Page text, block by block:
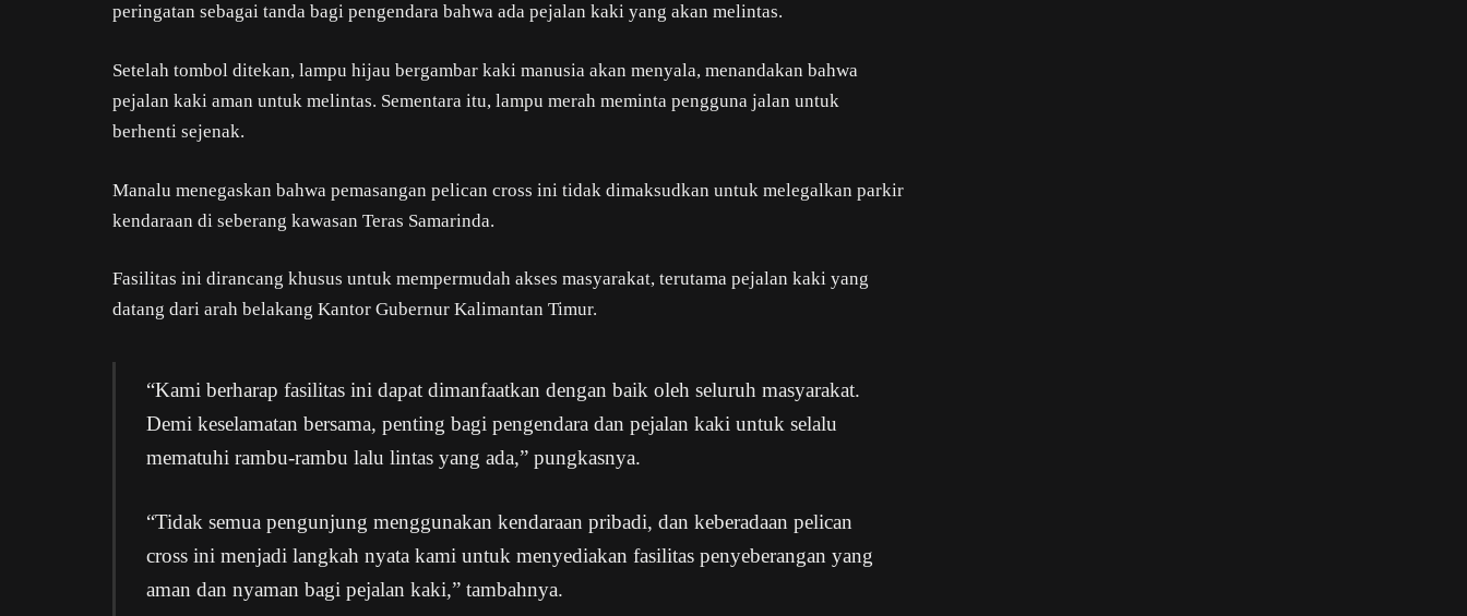
peringatan sebagai tanda bagi pengendara bahwa ada pejalan kaki yang akan melintas.
Setelah tombol ditekan, lampu hijau bergambar kaki manusia akan menyala, menandakan bahwa
pejalan kaki aman untuk melintas. Sementara itu, lampu merah meminta pengguna jalan untuk
berhenti sejenak.
Manalu menegaskan bahwa pemasangan pelican cross ini tidak dimaksudkan untuk melegalkan parkir
kendaraan di seberang kawasan Teras Samarinda.
Fasilitas ini dirancang khusus untuk mempermudah akses masyarakat, terutama pejalan kaki yang
datang dari arah belakang Kantor Gubernur Kalimantan Timur.
“Kami berharap fasilitas ini dapat dimanfaatkan dengan baik oleh seluruh masyarakat.
Demi keselamatan bersama, penting bagi pengendara dan pejalan kaki untuk selalu
mematuhi rambu-rambu lalu lintas yang ada,” pungkasnya.
“Tidak semua pengunjung menggunakan kendaraan pribadi, dan keberadaan pelican
cross ini menjadi langkah nyata kami untuk menyediakan fasilitas penyeberangan yang
aman dan nyaman bagi pejalan kaki,” tambahnya.